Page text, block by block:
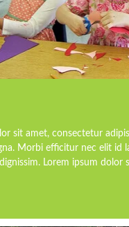
sit amet, consectetur
Morbi efficitur nec elit id
Lorem ipsum dolor